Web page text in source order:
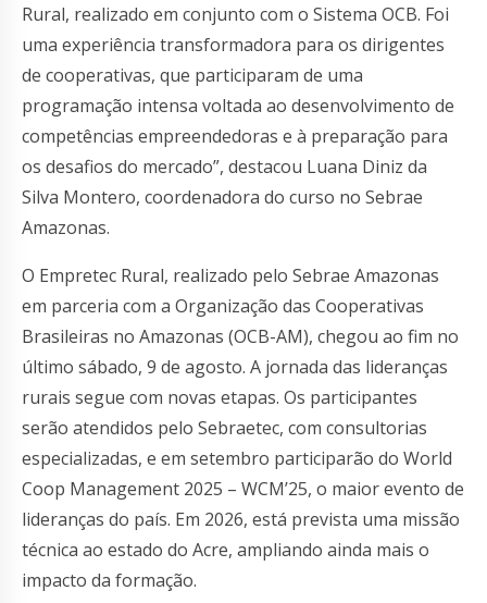
Rural, realizado em conjunto com o Sistema OCB. Foi
uma experiência transformadora para os dirigentes
de cooperativas, que participaram de uma
programação intensa voltada ao desenvolvimento de
competências empreendedoras e à preparação para
os desafios do mercado”, destacou Luana Diniz da
Silva Montero, coordenadora do curso no Sebrae
Amazonas.
O Empretec Rural, realizado pelo Sebrae Amazonas
em parceria com a Organização das Cooperativas
Brasileiras no Amazonas (OCB-AM), chegou ao fim no
último sábado, 9 de agosto. A jornada das lideranças
rurais segue com novas etapas. Os participantes
serão atendidos pelo Sebraetec, com consultorias
especializadas, e em setembro participarão do World
Coop Management 2025 – WCM’25, o maior evento de
lideranças do país. Em 2026, está prevista uma missão
técnica ao estado do Acre, ampliando ainda mais o
impacto da formação.